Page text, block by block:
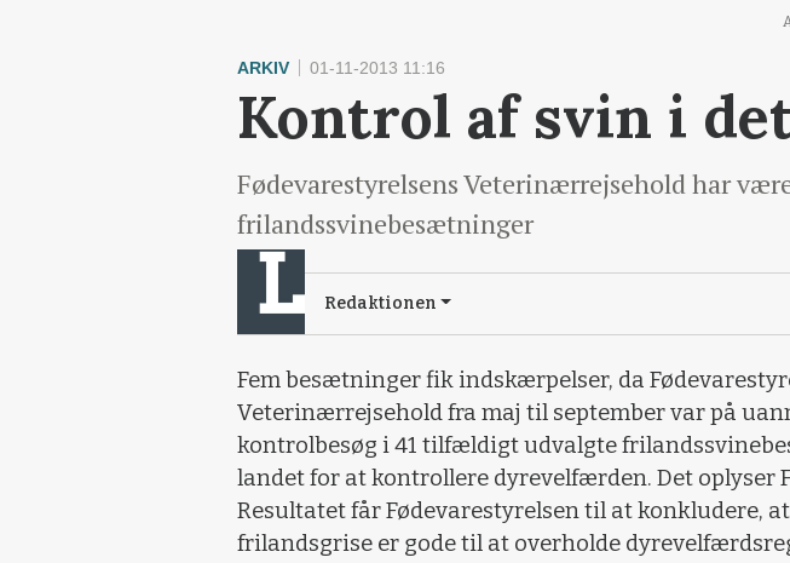
ARKIV 01-11-2013 11:16
Kontrol af svin i
Fødevarestyrelsens Veterinærrejsehold har
frilandssvinebesætninger
Redaktionen
Fem besætninger fik indskærpelser, da
Veterinærrejsehold fra maj til september var på
kontrolbesøg i 41 tilfældigt udvalgte
landet for at kontrollere dyrevelfærden. Det oplyser
Resultatet får Fødevarestyrelsen til at konkludere,
frilandsgrise er gode til at overholde